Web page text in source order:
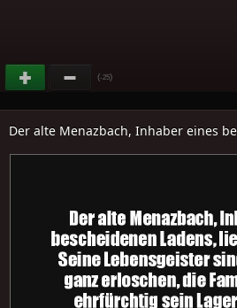
(-25)
Der alte Menazbach, Inhaber eines